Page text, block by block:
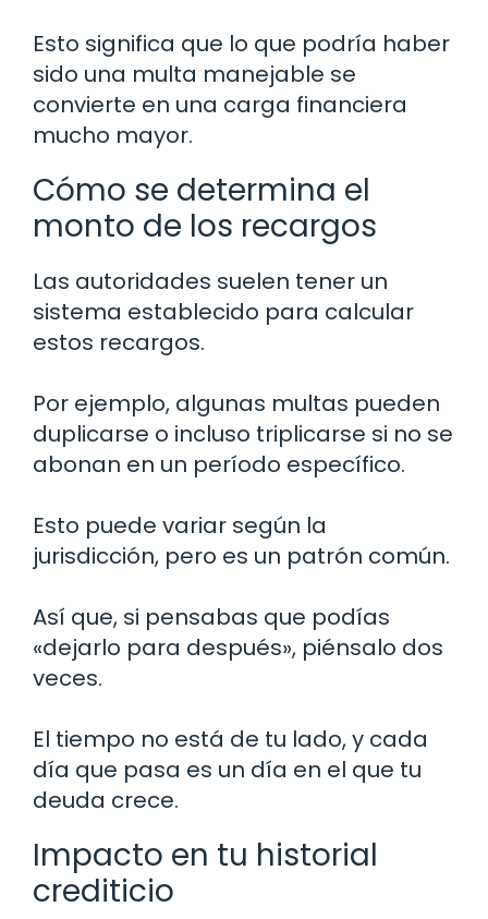
Esto significa que lo que podría haber
sido una multa manejable se
convierte en una carga financiera
mucho mayor.
Cómo se determina el
monto de los recargos
Las autoridades suelen tener un
sistema establecido para calcular
estos recargos.
Por ejemplo, algunas multas pueden
duplicarse o incluso triplicarse si no se
abonan en un período específico.
Esto puede variar según la
jurisdicción, pero es un patrón común.
Así que, si pensabas que podías
«dejarlo para después», piénsalo dos
veces.
El tiempo no está de tu lado, y cada
día que pasa es un día en el que tu
deuda crece.
Impacto en tu historial
crediticio